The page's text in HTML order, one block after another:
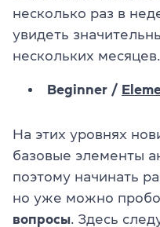
несколько раз в
увидеть
нескольких месяцев.
Beginner /
На этих уровнях
базовые элементы
поэтому начинать
но уже можно
вопросы. Здесь